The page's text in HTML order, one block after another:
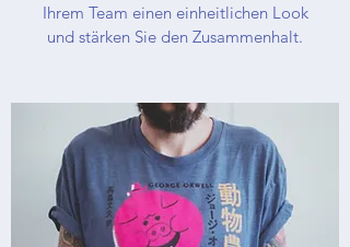
Ihrem Team einen einheitlichen Look
und stärken Sie den Zusammenhalt.